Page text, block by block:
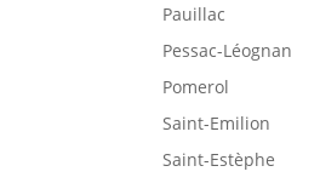
Pauillac
Pessac-Léognan
Pomerol
Saint-Emilion
Saint-Estèphe